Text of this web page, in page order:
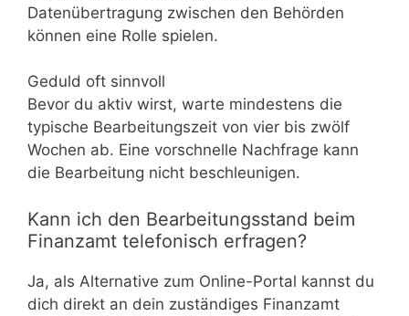
Datenübertragung zwischen den Behörden
können eine Rolle spielen.
Geduld oft sinnvoll
Bevor du aktiv wirst, warte mindestens die
typische Bearbeitungszeit von vier bis zwölf
Wochen ab. Eine vorschnelle Nachfrage kann
die Bearbeitung nicht beschleunigen.
Kann ich den Bearbeitungsstand beim
Finanzamt telefonisch erfragen?
Ja, als Alternative zum Online-Portal kannst du
dich direkt an dein zuständiges Finanzamt